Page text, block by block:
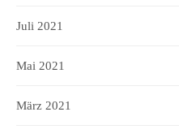
Juli 2021
Mai 2021
März 2021